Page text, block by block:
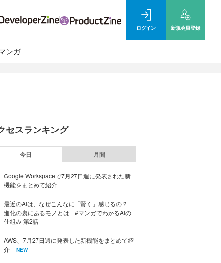
ログイン 新規会員登録
ンガ
セスランキング
今日 月間
Google Workspaceで7月27日週に発表された新
機能をまとめて紹介
最近のAIは、なぜこんなに「賢く」感じるの？
進化の裏にあるモノとは #マンガでわかるAIの
仕組み 第2話
AWS、7月27日週に発表した新機能をまとめて紹
介
NEW